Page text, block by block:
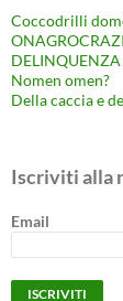
Coccodrilli
DELINQUENZA
Nomen omen?
Della caccia e
Iscriviti alla
Email